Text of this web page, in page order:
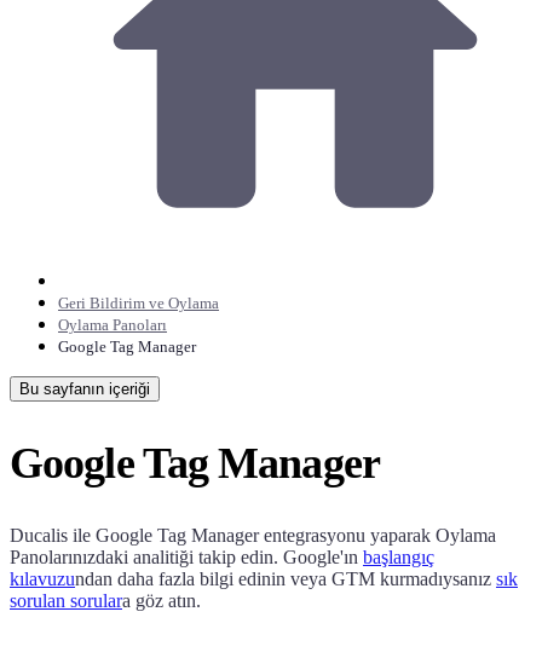
Geri Bildirim ve Oylama
Oylama Panoları
Google Tag Manager
Bu sayfanın içeriği
Google Tag Manager
Ducalis ile Google Tag Manager entegrasyonu yaparak Oylama
Panolarınızdaki analitiği takip edin. Google'ın başlangıç
kılavuzundan daha fazla bilgi edinin veya GTM kurmadıysanız sık
sorulan sorulara göz atın.